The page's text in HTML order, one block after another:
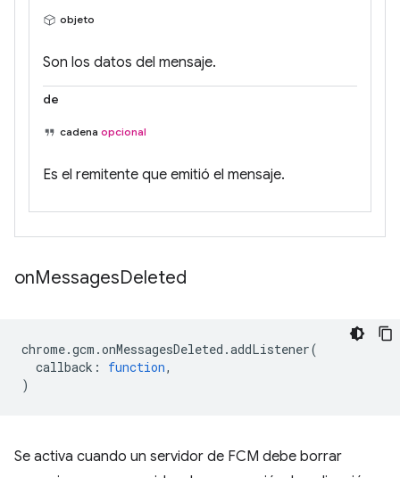
objeto
Son los datos del mensaje.
de
cadena opcional
Es el remitente que emitió el mensaje.
onMessagesDeleted
chrome.gcm .onMessagesDeleted .addListener(
callback : function,
)
Se activa cuando un servidor de FCM debe borrar